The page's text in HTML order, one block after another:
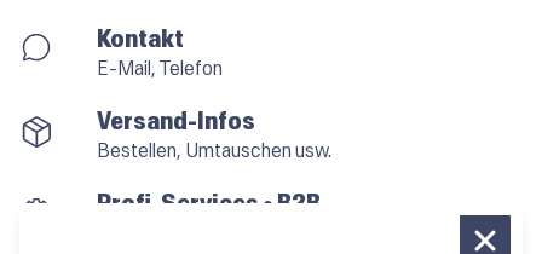
Kontakt
E-Mail, Telefon
Versand-Infos
Bestellen, Umtauschen usw.
Profi-Services • B2B